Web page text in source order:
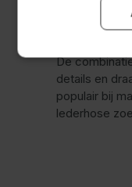
wat zorgt
uitstraling.
De
details en
populair bij
lederhose